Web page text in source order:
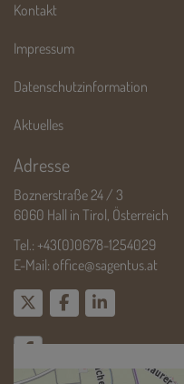
Kontakt
Impressum
Datenschutzinformation
Aktuelles
Adresse
Boznerstraße 24 / 3
6060 Hall in Tirol, Österreich
Tel.: +43(0)0678-1254029
E-Mail: office@sagentus.at